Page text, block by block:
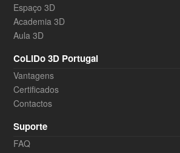
Espaço 3D
Academia 3D
Aula 3D
CoLiDo 3D Portugal
Vantagens
Certificados
Contactos
Suporte
FAQ